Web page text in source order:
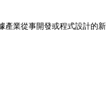
產業從事開發或程式設計的